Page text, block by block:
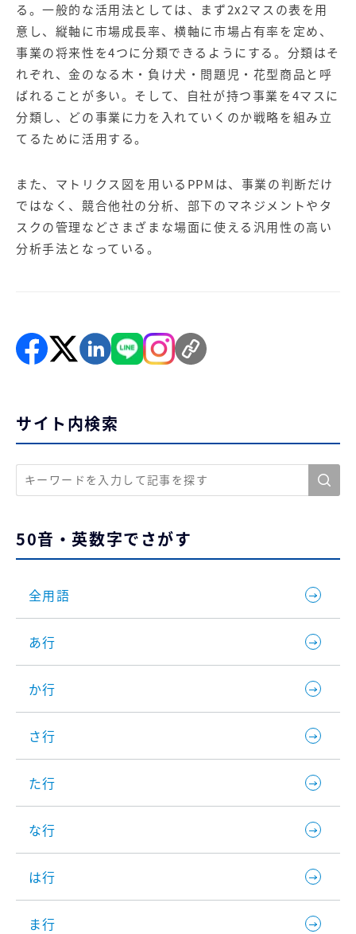
【IT企業向け】マーケティン
グ
サービス
SNSアカウント運用代行サー
ビス（LINE）
広告プロモーションの製品
【クリニック向け】新規集患
Web広告サービス
【塾・個別塾業界向け】新規
集客Web広告パッケージ
サイトアクセス増加パッケー
商圏ねらいうちパッケージ 求人パッケージ
る。一般的な活用法としては、まず2x2マスの表を用
意し、縦軸に市場成長率、横軸に市場占有率を定め、
事業の将来性を4つに分類できるようにする。分類はそ
れぞれ、金のなる木・負け犬・問題児・花型商品と呼
ばれることが多い。そして、自社が持つ事業を4マスに
分類し、どの事業に力を入れていくのか戦略を組み立
てるために活用する。
また、マトリクス図を用いるPPMは、事業の判断だけ
ではなく、競合他社の分析、部下のマネジメントやタ
スクの管理などさまざまな場面に使える汎用性の高い
分析手法となっている。
サイト内検索
50音・英数字でさがす
全用語
あ行
か行
さ行
た行
な行
は行
ま行